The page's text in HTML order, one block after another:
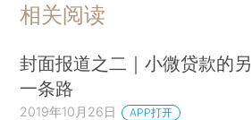
相关阅读
封面报道之二｜小微贷款的另
一条路
2019年10月26日 APP打开